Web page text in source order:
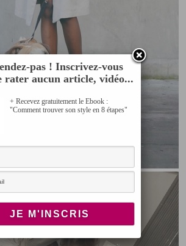
pas ! Inscrivez-vous
rater aucun article, vidéo...
+ Recevez gratuitement le Ebook :
"Comment trouver son style en 8 étapes"